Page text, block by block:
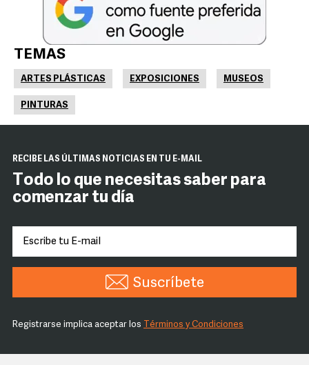
TEMAS
ARTES PLÁSTICAS EXPOSICIONES MUSEOS
PINTURAS
RECIBE LAS ÚLTIMAS NOTICIAS EN TU E-MAIL
Todo lo que necesitas saber para
comenzar tu día
Suscríbete
Registrarse implica aceptar los Términos y Condiciones